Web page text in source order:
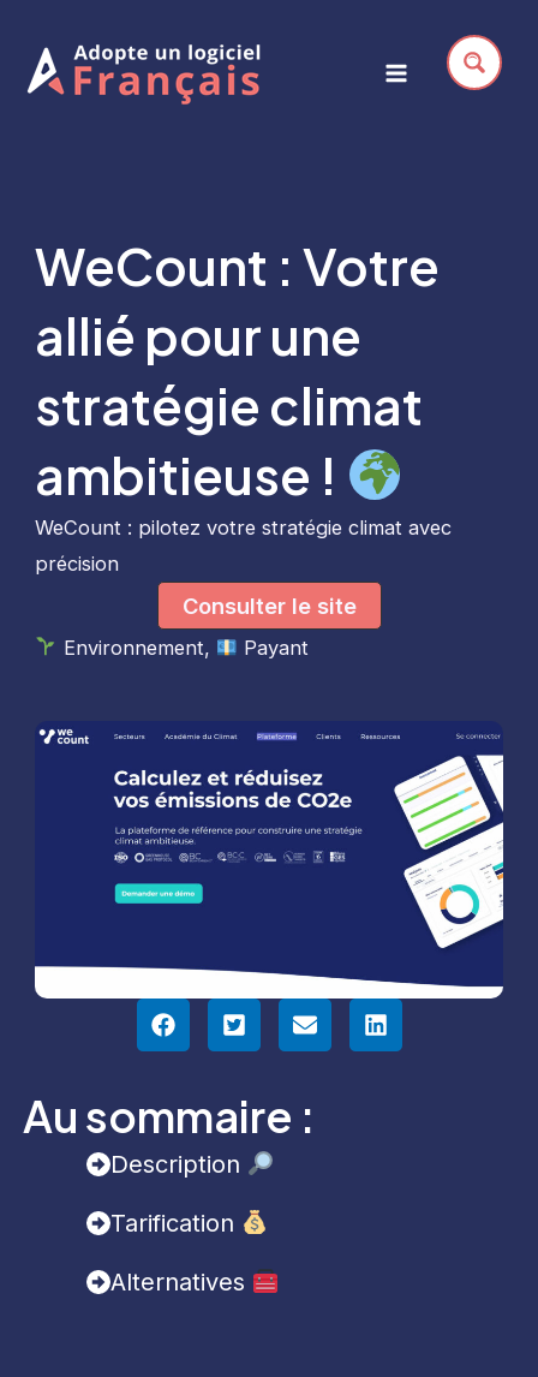
contenu
WeCount : Votre
allié pour une
stratégie climat
ambitieuse !
WeCount : pilotez votre stratégie climat avec
précision
Consulter le site
Environnement, Payant
Au sommaire :
Description
Tarification
Alternatives